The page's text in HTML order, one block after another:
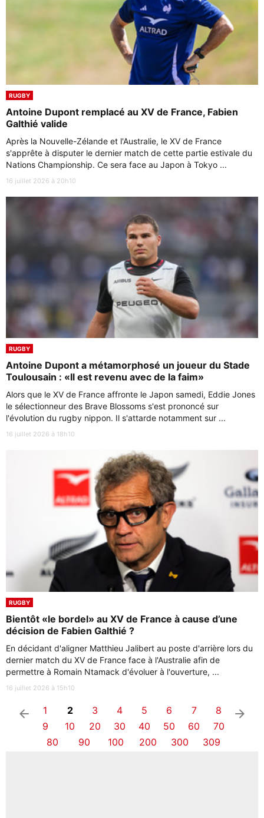
RUGBY
Antoine Dupont remplacé au XV de France, Fabien
Galthié valide
Après la Nouvelle-Zélande et l'Australie, le XV de France
s'apprête à disputer le dernier match de cette partie estivale du
Nations Championship. Ce sera face au Japon à Tokyo ...
16 juillet 2026 à 20h10
RUGBY
Antoine Dupont a métamorphosé un joueur du Stade
Toulousain : «Il est revenu avec de la faim»
Alors que le XV de France affronte le Japon samedi, Eddie Jones
le sélectionneur des Brave Blossoms s'est prononcé sur
l'évolution du rugby nippon. Il s'attarde notamment sur ...
16 juillet 2026 à 18h10
RUGBY
Bientôt «le bordel» au XV de France à cause d’une
décision de Fabien Galthié ?
En décidant d'aligner Matthieu Jalibert au poste d'arrière lors du
dernier match du XV de France face à l'Australie afin de
permettre à Romain Ntamack d'évoluer à l'ouverture, ...
16 juillet 2026 à 15h10
arrow_left 1 2 3 4 5 6 7
8
9
10 20 30 40 50 60
70
80
90 100 200 300 309
arrow_right